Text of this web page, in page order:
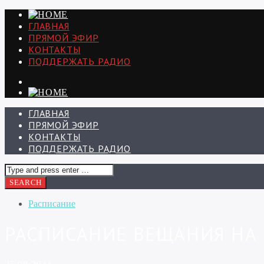
ГЛАВНАЯ
ПРЯМОЙ ЭФИР
КОНТАКТЫ
ПОДДЕРЖАТЬ РАДИО
ГЛАВНАЯ
ПРЯМОЙ ЭФИР
КОНТАКТЫ
ПОДДЕРЖАТЬ РАДИО
Расписание